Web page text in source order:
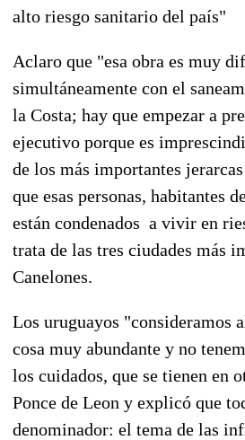
alto riesgo sanitario del país"
Aclaro que "esa obra es muy
simultáneamente con el
la Costa; hay que empezar a
ejecutivo porque es
de los más importantes
que esas personas, habitantes
están condenados a vivir en
trata de las tres ciudades más
Canelones.
Los uruguayos "consideramos
cosa muy abundante y no
los cuidados, que se tienen en
Ponce de Leon y explicó que
denominador: el tema de las